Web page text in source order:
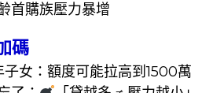
首購族壓力暴增
碼
子女：額度可能拉高到1500萬